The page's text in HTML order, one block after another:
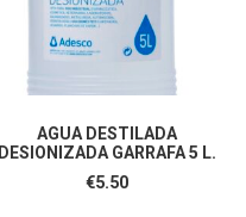
AGUA DESTILADA
DESIONIZADA GARRAFA 5 L.
€5.50